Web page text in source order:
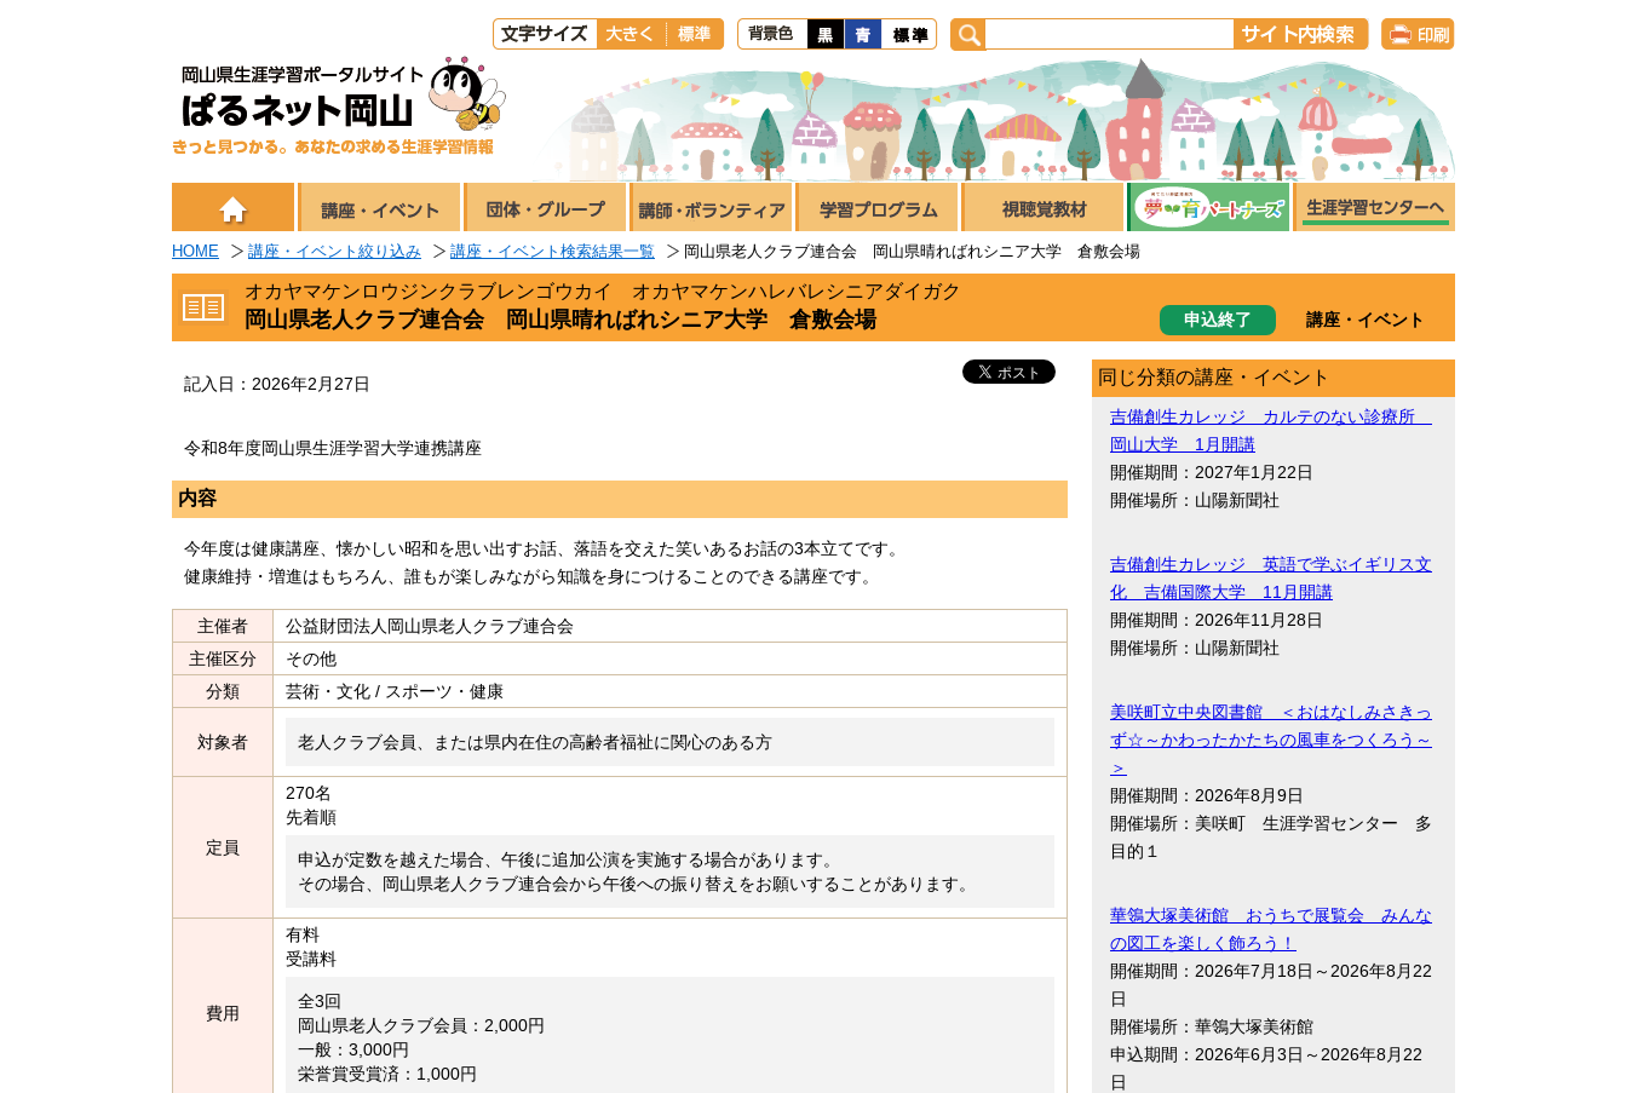
HOME 講座・イベント絞り込み 講座・イベント検索結果一覧 岡山県老人クラブ連合会 岡山県晴ればれシニア大学 倉敷会場
オカヤマケンロウジンクラブレンゴウカイ オカヤマケンハレバレシニアダイガク
岡山県老人クラブ連合会 岡山県晴ればれシニア大学 倉敷会場 申込終了 講座・イベント
記入日：2026年2月27日
令和8年度岡山県生涯学習大学連携講座
内容
今年度は健康講座、懐かしい昭和を思い出すお話、落語を交えた笑いあるお話の3本立てです。
健康維持・増進はもちろん、誰もが楽しみながら知識を身につけることのできる講座です。
主催者
公益財団法人岡山県老人クラブ連合会
主催区分
その他
分類
芸術・文化 / スポーツ・健康
対象者 老人クラブ会員、または県内在住の高齢者福祉に関心のある方
定員
270名
先着順
申込が定数を越えた場合、午後に追加公演を実施する場合があります。
その場合、岡山県老人クラブ連合会から午後への振り替えをお願いすることがあります。
費用
有料
受講料
全3回
岡山県老人クラブ会員：2,000円
一般：3,000円
栄誉賞受賞済：1,000円
同じ分類の講座・イベント
吉備創生カレッジ カルテのない診療所
岡山大学 1月開講
開催期間：2027年1月22日
開催場所：山陽新聞社
吉備創生カレッジ 英語で学ぶイギリス文
化 吉備国際大学 11月開講
開催期間：2026年11月28日
開催場所：山陽新聞社
美咲町立中央図書館 ＜おはなしみさきっ
ず☆～かわったかたちの風車をつくろう～
＞
開催期間：2026年8月9日
開催場所：美咲町 生涯学習センター 多
目的１
華鴒大塚美術館 おうちで展覧会 みんな
の図工を楽しく飾ろう！
開催期間：2026年7月18日～2026年8月22
日
開催場所：華鴒大塚美術館
申込期間：2026年6月3日～2026年8月22
日